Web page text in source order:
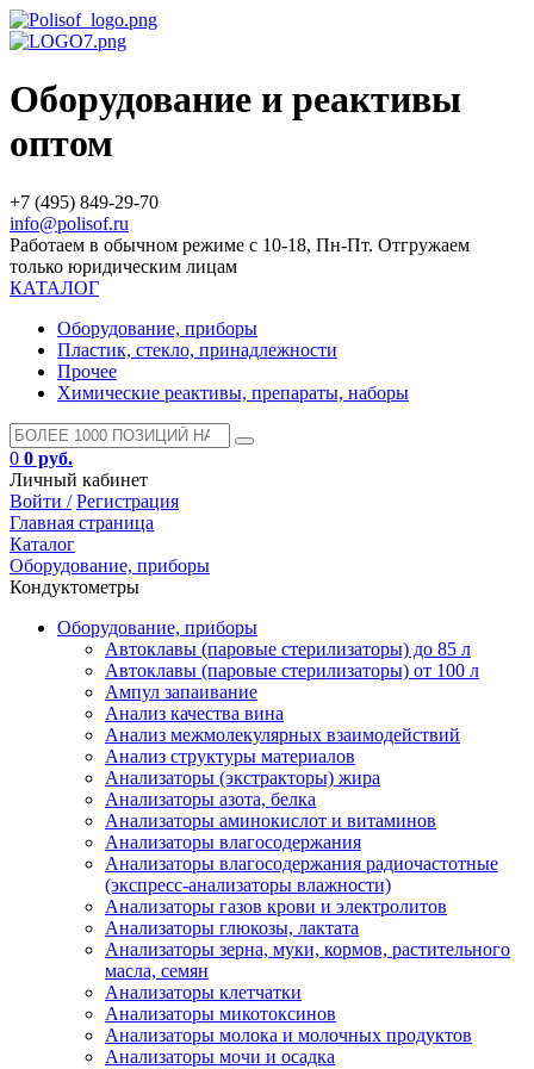
Оборудование и реактивы
оптом
+7 (495) 849-29-70
info@polisof.ru
Работаем в обычном режиме с 10-18, Пн-Пт. Отгружаем
только юридическим лицам
КАТАЛОГ
Оборудование, приборы
Пластик, стекло, принадлежности
Прочее
Химические реактивы, препараты, наборы
0 0 руб.
Личный кабинет
Войти / Регистрация
Главная страница
Каталог
Оборудование, приборы
Кондуктометры
Оборудование, приборы
Автоклавы (паровые стерилизаторы) до 85 л
Автоклавы (паровые стерилизаторы) от 100 л
Ампул запаивание
Анализ качества вина
Анализ межмолекулярных взаимодействий
Анализ структуры материалов
Анализаторы (экстракторы) жира
Анализаторы азота, белка
Анализаторы аминокислот и витаминов
Анализаторы влагосодержания
Анализаторы влагосодержания радиочастотные
(экспресс-анализаторы влажности)
Анализаторы газов крови и электролитов
Анализаторы глюкозы, лактата
Анализаторы зерна, муки, кормов, растительного
масла, семян
Анализаторы клетчатки
Анализаторы микотоксинов
Анализаторы молока и молочных продуктов
Анализаторы мочи и осадка